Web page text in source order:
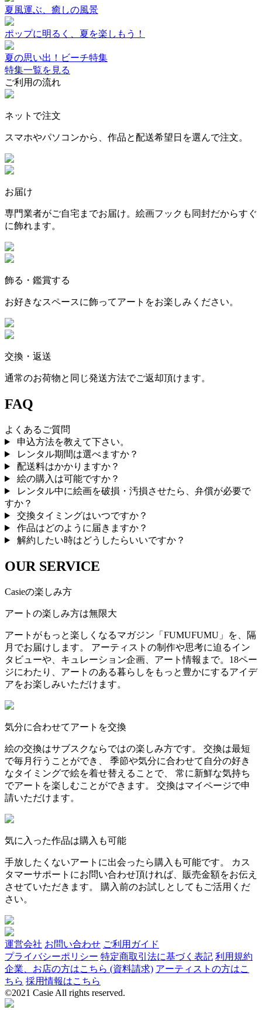
夏風運ぶ、癒しの風景
ポップに明るく、夏を楽しもう！
夏の思い出！ビーチ特集
特集一覧を見る
ご利用の流れ
ネットで注文
スマホやパソコンから、作品と配送希望日を選んで注文。
お届け
専門業者がご自宅までお届け。絵画フックも同封だからすぐ
に飾れます。
飾る・鑑賞する
お好きなスペースに飾ってアートをお楽しみください。
交換・返送
通常のお荷物と同じ発送方法でご返却頂けます。
FAQ
よくあるご質問
申込方法を教えて下さい。
レンタル期間は選べますか？
配送料はかかりますか？
絵の購入は可能ですか？
レンタル中に絵画を破損・汚損させたら、弁償が必要で
すか？
交換タイミングはいつですか？
作品はどのように届きますか？
解約したい時はどうしたらいいですか？
OUR SERVICE
Casieの楽しみ方
アートの楽しみ方は無限大
アートがもっと楽しくなるマガジン「FUMUFUMU」を、隔
月でお届けします。 アーティストの制作や思考に迫るイン
タビューや、キュレーション企画、アート情報まで。18ペー
ジにわたり、アートのある暮らしをもっと豊かにするアイデ
アをお楽しみいただけます。
気分に合わせてアートを交換
絵の交換はサブスクならではの楽しみ方です。 交換は最短
で毎月行うことができ、 季節や気分に合わせて自分の好き
なタイミングで絵を着せ替えることで、 常に新鮮な気持ち
でアートを楽しむことができます。 交換はマイページで申
請いただけます。
気に入った作品は購入も可能
手放したくないアートに出会ったら購入も可能です。 カス
タマーサポートにお問い合わせ頂ければ、販売金額をお伝え
させていただきます。 購入前のお試しとしてもご活用くだ
さい。
運営会社 お問い合わせ ご利用ガイド
プライバシーポリシー 特定商取引法に基づく表記 利用規約
企業、お店の方はこちら (資料請求) アーティストの方はこ
ちら 採用情報はこちら
©2021 Casie All rights reserved.